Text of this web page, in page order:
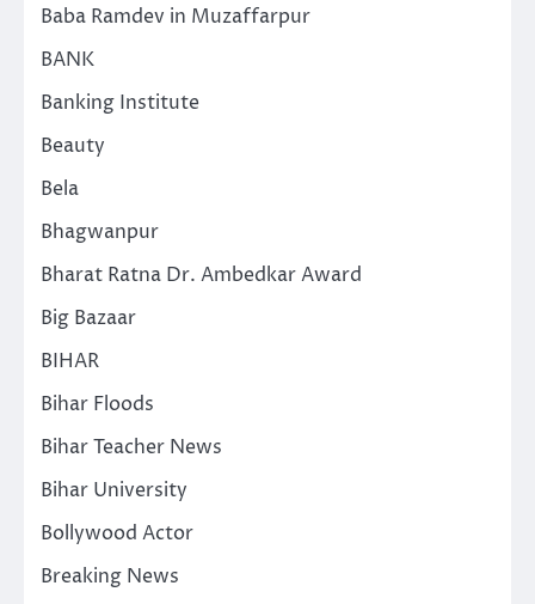
Baba Ramdev in Muzaffarpur
BANK
Banking Institute
Beauty
Bela
Bhagwanpur
Bharat Ratna Dr. Ambedkar Award
Big Bazaar
BIHAR
Bihar Floods
Bihar Teacher News
Bihar University
Bollywood Actor
Breaking News